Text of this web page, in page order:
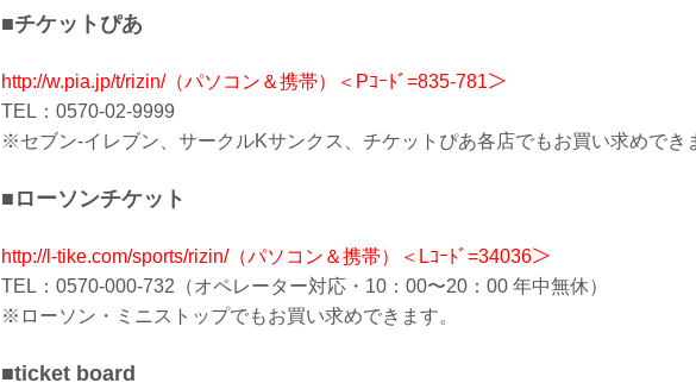
■チケットぴあ
http://w.pia.jp/t/rizin/（パソコン＆携帯）＜Pｺｰﾄﾞ=835-781＞
TEL：0570-02-9999
※セブン-イレブン、サークルKサンクス、チケットぴあ各店でもお買い求めでき
■ローソンチケット
http://l-tike.com/sports/rizin/（パソコン＆携帯）＜Lｺｰﾄﾞ=34036＞
TEL：0570-000-732（オペレーター対応・10：00〜20：00 年中無休）
※ローソン・ミニストップでもお買い求めできます。
■ticket board